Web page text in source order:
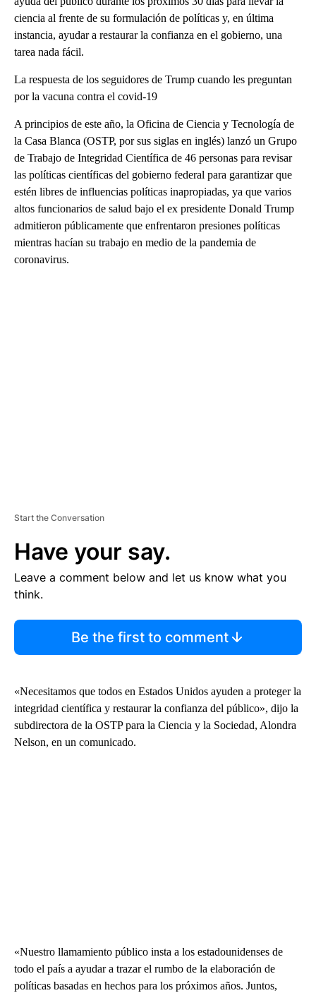
ciencia al frente de su formulación de políticas y, en última
instancia, ayudar a restaurar la confianza en el gobierno, una
tarea nada fácil.
La respuesta de los seguidores de Trump cuando les preguntan
por la vacuna contra el covid-19
A principios de este año, la Oficina de Ciencia y Tecnología de
la Casa Blanca (OSTP, por sus siglas en inglés) lanzó un Grupo
de Trabajo de Integridad Científica de 46 personas para revisar
las políticas científicas del gobierno federal para garantizar que
estén libres de influencias políticas inapropiadas, ya que varios
altos funcionarios de salud bajo el ex presidente Donald Trump
admitieron públicamente que enfrentaron presiones políticas
mientras hacían su trabajo en medio de la pandemia de
coronavirus.
Start the Conversation
Have your say.
Leave a comment below and let us know what you
think.
Be the first to comment
«Necesitamos que todos en Estados Unidos ayuden a proteger la
integridad científica y restaurar la confianza del público», dijo la
subdirectora de la OSTP para la Ciencia y la Sociedad, Alondra
Nelson, en un comunicado.
«Nuestro llamamiento público insta a los estadounidenses de
todo el país a ayudar a trazar el rumbo de la elaboración de
políticas basadas en hechos para los próximos años. Juntos,